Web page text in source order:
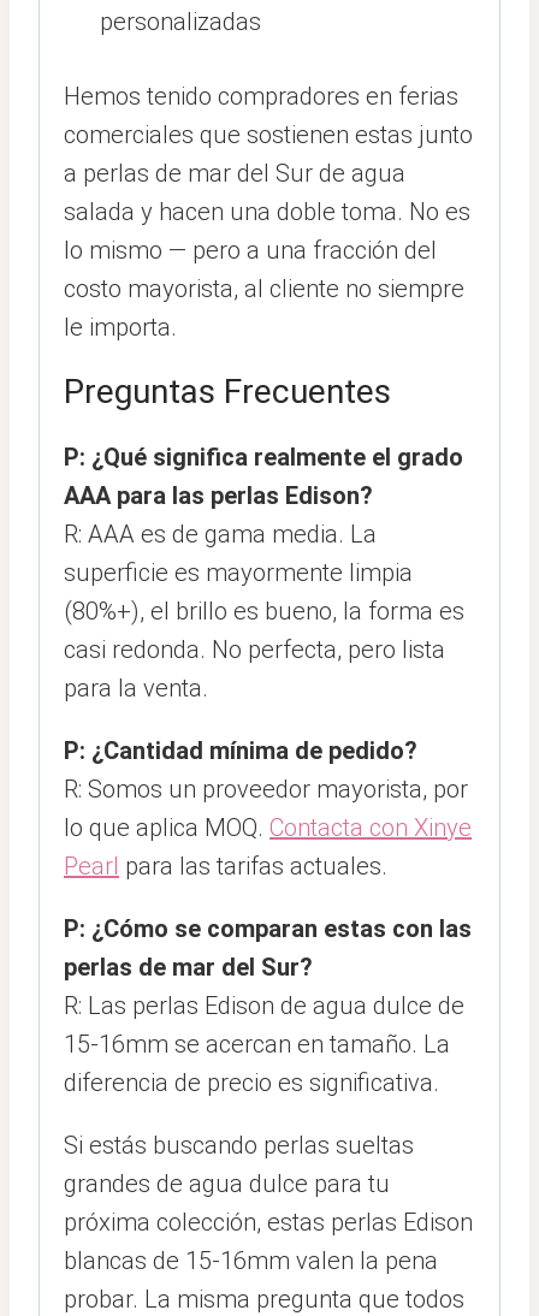
personalizadas
Hemos tenido compradores en ferias
comerciales que sostienen estas junto
a perlas de mar del Sur de agua
salada y hacen una doble toma. No es
lo mismo — pero a una fracción del
costo mayorista, al cliente no siempre
le importa.
Preguntas Frecuentes
P: ¿Qué significa realmente el grado
AAA para las perlas Edison?
R: AAA es de gama media. La
superficie es mayormente limpia
(80%+), el brillo es bueno, la forma es
casi redonda. No perfecta, pero lista
para la venta.
P: ¿Cantidad mínima de pedido?
R: Somos un proveedor mayorista, por
lo que aplica MOQ. Contacta con Xinye
Pearl para las tarifas actuales.
P: ¿Cómo se comparan estas con las
perlas de mar del Sur?
R: Las perlas Edison de agua dulce de
15-16mm se acercan en tamaño. La
diferencia de precio es significativa.
Si estás buscando perlas sueltas
grandes de agua dulce para tu
próxima colección, estas perlas Edison
blancas de 15-16mm valen la pena
probar. La misma pregunta que todos